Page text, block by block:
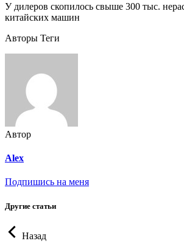
У дилеров скопилось свыше 300 тыс.
китайских машин
Авторы Теги
Автор
Alex
Подпишись на меня
Другие статьи
Назад